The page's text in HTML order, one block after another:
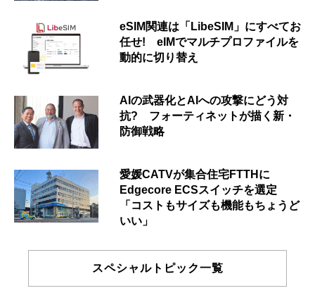
eSIM関連は「LibeSIM」にすべてお
任せ! eIMでマルチプロファイルを
動的に切り替え
AIの武器化とAIへの攻撃にどう対
抗? フォーティネットが描く新・
防御戦略
愛媛CATVが集合住宅FTTHに
Edgecore ECSスイッチを選定
「コストもサイズも機能もちょうど
いい」
スペシャルトピック一覧